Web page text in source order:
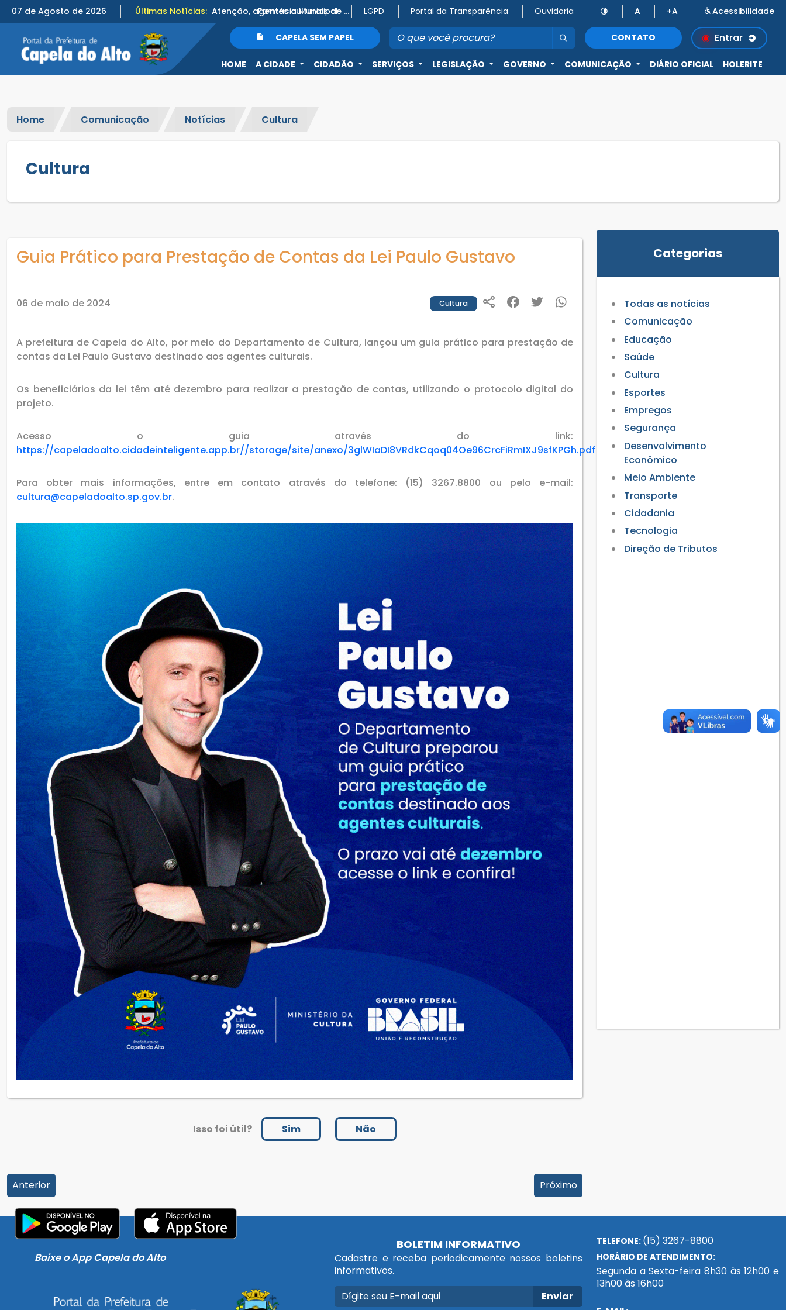
07 de Agosto de 2026 Últimas Notícias: Atenção, agentes culturais de Capela do Alto! 🎭VEM AÍ, TAÇA CIDADE SÉRIE PRATA 2026! 🥈⚽
Farmácia Municipal LGPD Portal da Transparência Ouvidoria A +A Acessibilidade
CAPELA SEM PAPEL CONTATO Entrar
HOME A CIDADE CIDADÃO SERVIÇOS LEGISLAÇÃO GOVERNO COMUNICAÇÃO DIÁRIO OFICIAL HOLERITE
Home Comunicação Notícias Cultura
Cultura
Guia Prático para Prestação de Contas da Lei Paulo Gustavo
06 de maio de 2024 Cultura
A prefeitura de Capela do Alto, por meio do Departamento de Cultura, lançou um guia prático para prestação de
contas da Lei Paulo Gustavo destinado aos agentes culturais.
Os beneficiários da lei têm até dezembro para realizar a prestação de contas, utilizando o protocolo digital do
projeto.
Acesso o guia através do link:
https://capeladoalto.cidadeinteligente.app.br//storage/site/anexo/3glWIaDI8VRdkCqoq04Oe96CrcFiRmIXJ9sfKPGh.pdf
Para obter mais informações, entre em contato através do telefone: (15) 3267.8800 ou pelo e-mail:
cultura@capeladoalto.sp.gov.br.
Isso foi útil? Sim Não
Anterior Próximo
Categorias
Todas as notícias
Comunicação
Educação
Saúde
Cultura
Esportes
Empregos
Segurança
Desenvolvimento
Econômico
Meio Ambiente
Transporte
Cidadania
Tecnologia
Direção de Tributos
Baixe o App Capela do Alto
BOLETIM INFORMATIVO
Cadastre e receba periodicamente nossos boletins
informativos.
Enviar
TELEFONE: (15) 3267-8800
HORÁRIO DE ATENDIMENTO:
Segunda a Sexta-feira 8h30 às 12h00 e
13h00 às 16h00